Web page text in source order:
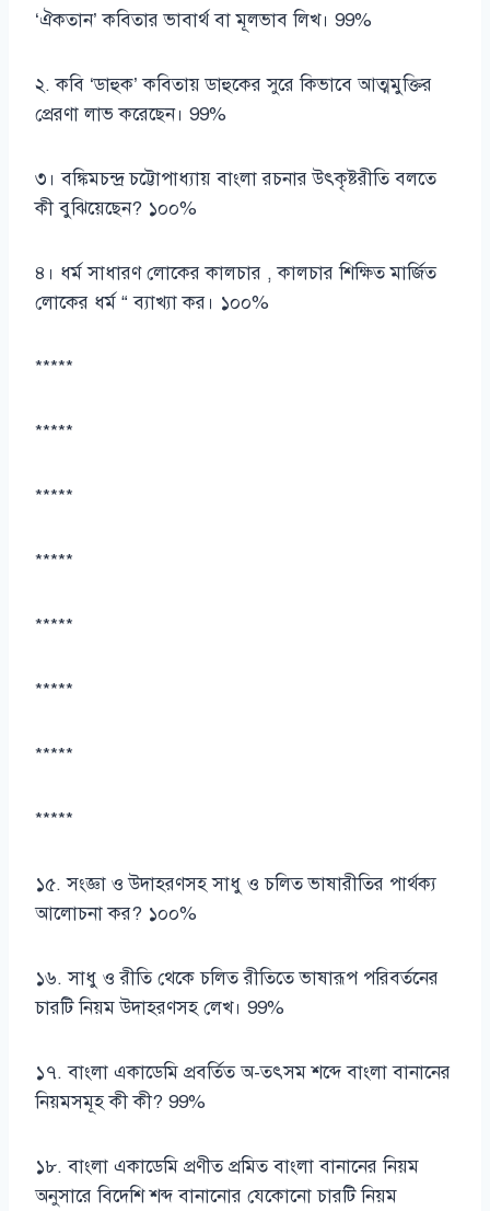
‘ঐকতান’ কবিতার ভাবার্থ বা মূলভাব লিখ। 99%
২. কবি ‘ডাহুক’ কবিতায় ডাহুকের সুরে কিভাবে আত্মমুক্তির
প্রেরণা লাভ করেছেন। 99%
৩। বঙ্কিমচন্দ্র চট্টোপাধ্যায় বাংলা রচনার উৎকৃষ্টরীতি বলতে
কী বুঝিয়েছেন? ১০০%
৪। ধর্ম সাধারণ লোকের কালচার , কালচার শিক্ষিত মার্জিত
লোকের ধর্ম “ ব্যাখ্যা কর। ১০০%
*****
*****
*****
*****
*****
*****
*****
*****
১৫. সংজ্ঞা ও উদাহরণসহ সাধু ও চলিত ভাষারীতির পার্থক্য
আলোচনা কর? ১০০%
১৬. সাধু ও রীতি থেকে চলিত রীতিতে ভাষারূপ পরিবর্তনের
চারটি নিয়ম উদাহরণসহ লেখ। 99%
১৭. বাংলা একাডেমি প্রবর্তিত অ-তৎসম শব্দে বাংলা বানানের
নিয়মসমূহ কী কী? 99%
১৮. বাংলা একাডেমি প্রণীত প্রমিত বাংলা বানানের নিয়ম
অনুসারে বিদেশি শব্দ বানানোর যেকোনো চারটি নিয়ম